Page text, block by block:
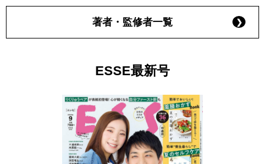
著者・監修者一覧
ESSE最新号